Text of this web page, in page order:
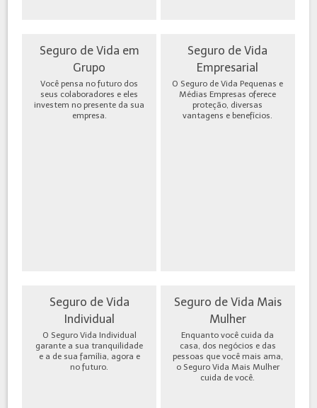
Seguro de Vida em
Grupo
Você pensa no futuro dos
seus colaboradores e eles
investem no presente da sua
empresa.
Seguro de Vida
Empresarial
O Seguro de Vida Pequenas e
Médias Empresas oferece
proteção, diversas
vantagens e benefícios.
Seguro de Vida
Individual
O Seguro Vida Individual
garante a sua tranquilidade
e a de sua família, agora e
no futuro.
Seguro de Vida Mais
Mulher
Enquanto você cuida da
casa, dos negócios e das
pessoas que você mais ama,
o Seguro Vida Mais Mulher
cuida de você.